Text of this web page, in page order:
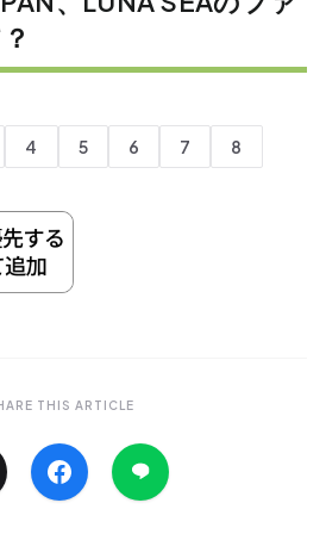
4 5 6 7 8
THIS ARTICLE